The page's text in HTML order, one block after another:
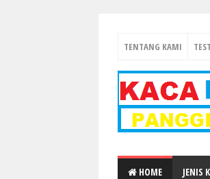
TENTANG KAMI
HOME JENIS